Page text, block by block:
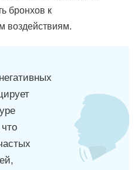
бронхов к
воздействиям.